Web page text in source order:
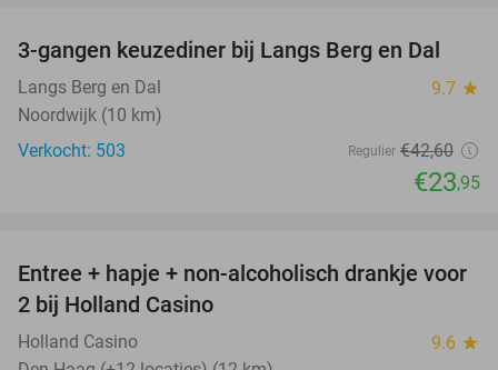
44%
3-gangen keuzediner bij Langs Berg en Dal
Langs Berg en Dal 9.7 star
Noordwijk (10 km)
Verkocht: 503
Regulier €42,60
€23,95
52%
Entree + hapje + non-alcoholisch drankje voor
2 bij Holland Casino
Holland Casino 9.6 star